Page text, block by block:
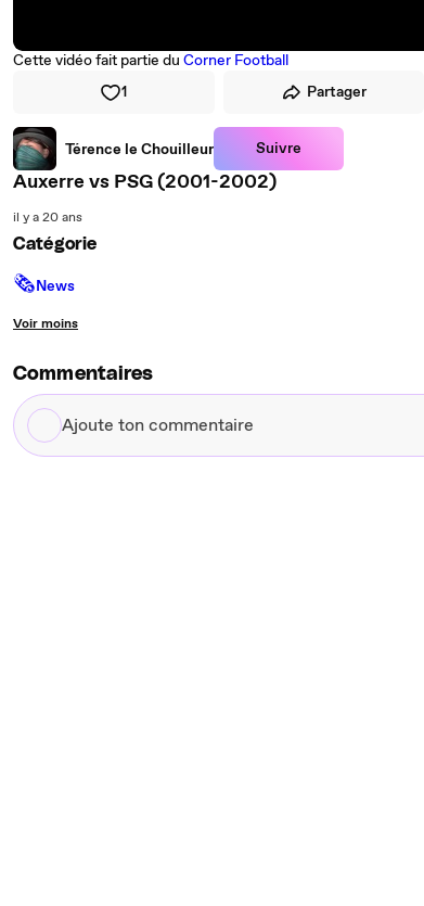
Cette vidéo fait partie du Corner Football
1
Partager
Térence le Chouilleur Suivre
Auxerre vs PSG (2001-2002)
il y a 20 ans
Catégorie
🗞News
Voir moins
Commentaires
Ajoute
ton